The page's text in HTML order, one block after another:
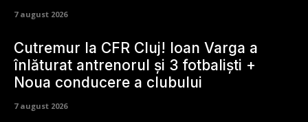
7 august 2026
Cutremur la CFR Cluj! Ioan Varga a
înlăturat antrenorul și 3 fotbaliști +
Noua conducere a clubului
7 august 2026